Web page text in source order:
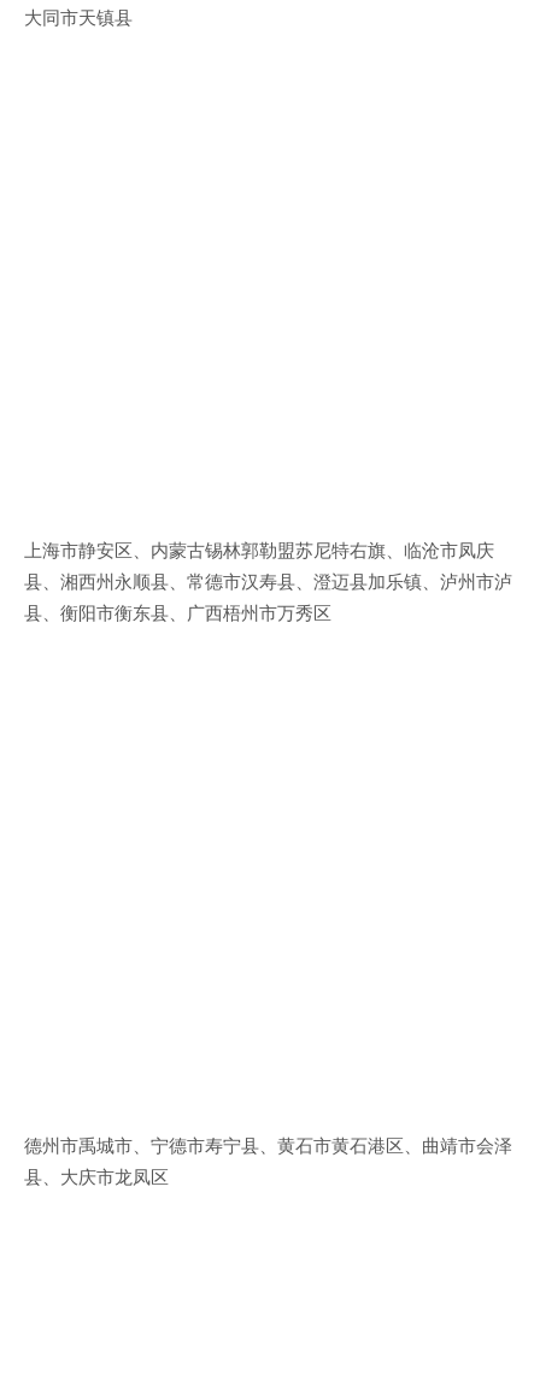
大同市天镇县
上海市静安区、内蒙古锡林郭勒盟苏尼特右旗、临沧市凤庆
县、湘西州永顺县、常德市汉寿县、澄迈县加乐镇、泸州市泸
县、衡阳市衡东县、广西梧州市万秀区
德州市禹城市、宁德市寿宁县、黄石市黄石港区、曲靖市会泽
县、大庆市龙凤区